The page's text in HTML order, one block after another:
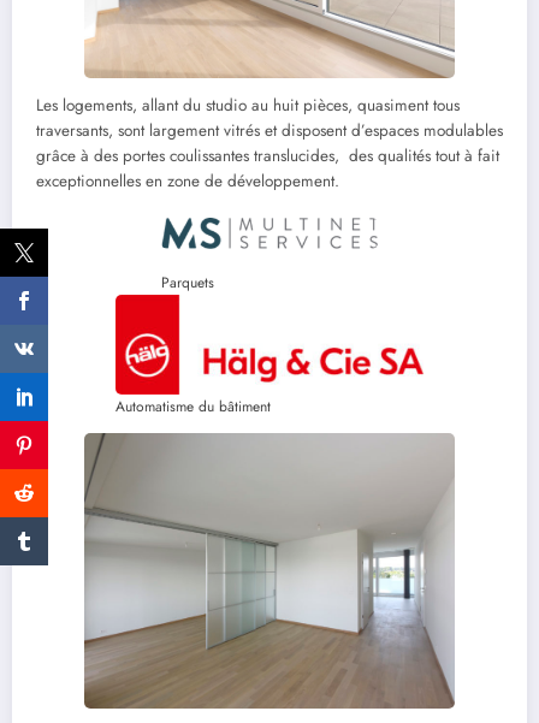
Les logements, allant du studio au huit pièces, quasiment tous
traversants, sont largement vitrés et disposent d’espaces modulables
grâce à des portes coulissantes translucides, des qualités tout à fait
exceptionnelles en zone de développement.
Parquets
Automatisme du bâtiment